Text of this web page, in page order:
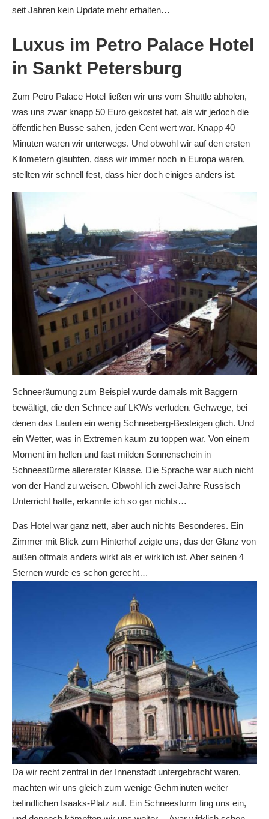
seit Jahren kein Update mehr erhalten…
Luxus im Petro Palace Hotel
in Sankt Petersburg
Zum Petro Palace Hotel ließen wir uns vom Shuttle abholen,
was uns zwar knapp 50 Euro gekostet hat, als wir jedoch die
öffentlichen Busse sahen, jeden Cent wert war. Knapp 40
Minuten waren wir unterwegs. Und obwohl wir auf den ersten
Kilometern glaubten, dass wir immer noch in Europa waren,
stellten wir schnell fest, dass hier doch einiges anders ist.
Schneeräumung zum Beispiel wurde damals mit Baggern
bewältigt, die den Schnee auf LKWs verluden. Gehwege, bei
denen das Laufen ein wenig Schneeberg-Besteigen glich. Und
ein Wetter, was in Extremen kaum zu toppen war. Von einem
Moment im hellen und fast milden Sonnenschein in
Schneestürme allererster Klasse. Die Sprache war auch nicht
von der Hand zu weisen. Obwohl ich zwei Jahre Russisch
Unterricht hatte, erkannte ich so gar nichts…
Das Hotel war ganz nett, aber auch nichts Besonderes. Ein
Zimmer mit Blick zum Hinterhof zeigte uns, das der Glanz von
außen oftmals anders wirkt als er wirklich ist. Aber seinen 4
Sternen wurde es schon gerecht…
Da wir recht zentral in der Innenstadt untergebracht waren,
machten wir uns gleich zum wenige Gehminuten weiter
befindlichen Isaaks-Platz auf. Ein Schneesturm fing uns ein,